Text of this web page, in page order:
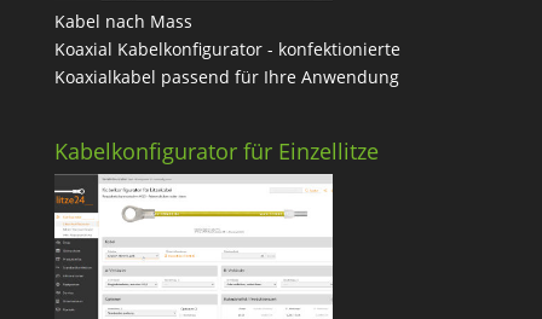
Kabel nach Mass
Koaxial Kabelkonfigurator - konfektionierte
Koaxialkabel passend für Ihre Anwendung
Kabelkonfigurator für Einzellitze